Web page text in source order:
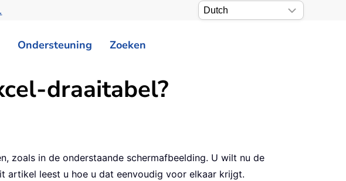
Ondersteuning Zoeken
draaitabel?
zoals in de onderstaande schermafbeelding. U wilt nu de
artikel leest u hoe u dat eenvoudig voor elkaar krijgt.